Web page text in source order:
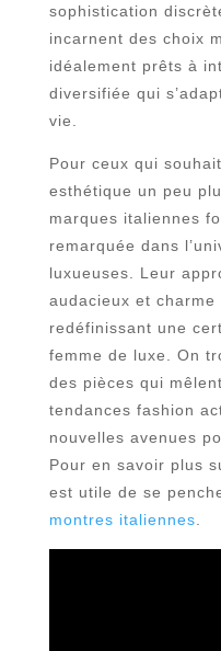
sophistication
incarnent des choix
idéalement prêts à
diversifiée qui
vie.
Pour ceux qui
esthétique un peu
marques italiennes
remarquée dans
luxueuses. Leur
audacieux et charme
redéfinissant une
femme de luxe. On
des pièces qui
tendances fashion
nouvelles avenues
Pour en savoir plus
est utile de se
montres italiennes